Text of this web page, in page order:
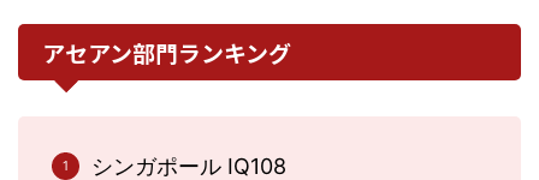
アセアン部門ランキング
シンガポール IQ108